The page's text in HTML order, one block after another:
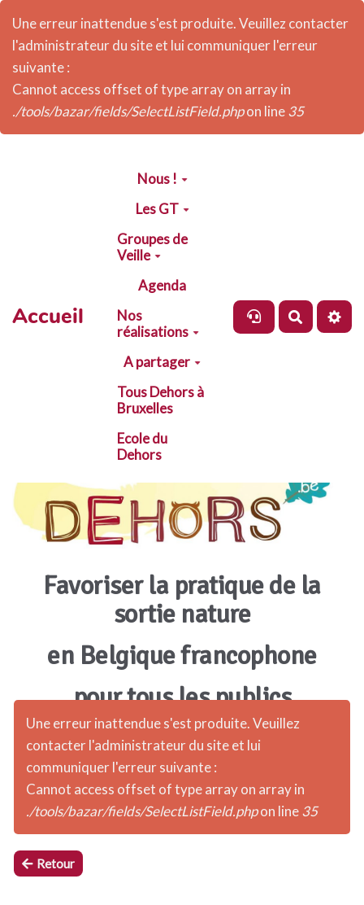
Une erreur inattendue s'est produite. Veuillez contacter
l'administrateur du site et lui communiquer l'erreur
suivante :
Cannot access offset of type array on array in
./tools/bazar/fields/SelectListField.phpon line35
Aller au contenu principal
Accueil
Nous !
Les GT
Groupes de
Veille
Agenda
Nos
réalisations
A partager
Tous Dehors à
Bruxelles
Ecole du
Dehors
Favoriser la pratique de la
sortie nature
en Belgique francophone
pour tous les publics
Une erreur inattendue s'est produite. Veuillez
contacter l'administrateur du site et lui
communiquer l'erreur suivante :
Cannot access offset of type array on array in
./tools/bazar/fields/SelectListField.phpon line35
Retour